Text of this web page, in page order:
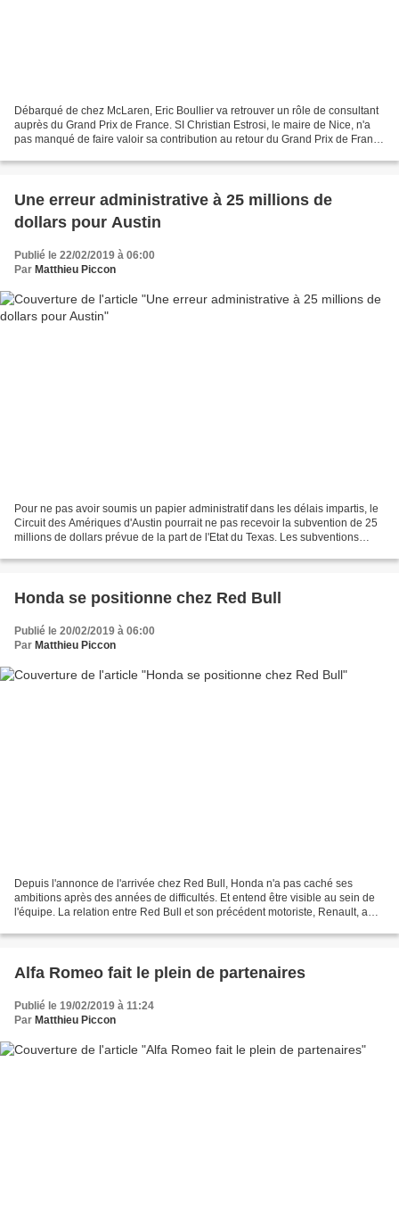
Débarqué de chez McLaren, Eric Boullier va retrouver un rôle de consultant
auprès du Grand Prix de France. SI Christian Estrosi, le maire de Nice, n'a
pas manqué de faire valoir sa contribution au retour du Grand Prix de France
Une erreur administrative à 25 millions de
dollars pour Austin
Publié le 22/02/2019 à 06:00
Par Matthieu Piccon
Pour ne pas avoir soumis un papier administratif dans les délais impartis, le
Circuit des Amériques d'Austin pourrait ne pas recevoir la subvention de 25
millions de dollars prévue de la part de l'Etat du Texas. Les subventions
Honda se positionne chez Red Bull
Publié le 20/02/2019 à 06:00
Par Matthieu Piccon
Depuis l'annonce de l'arrivée chez Red Bull, Honda n'a pas caché ses
ambitions après des années de difficultés. Et entend être visible au sein de
l'équipe. La relation entre Red Bull et son précédent motoriste, Renault, a
Alfa Romeo fait le plein de partenaires
Publié le 19/02/2019 à 11:24
Par Matthieu Piccon